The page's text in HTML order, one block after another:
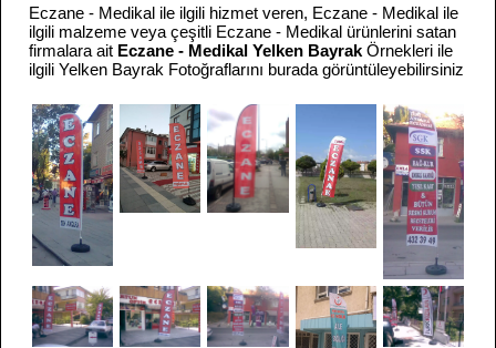
Eczane - Medikal ile ilgili hizmet veren, Eczane - Medikal ile
ilgili malzeme veya çeşitli Eczane - Medikal ürünlerini satan
firmalara ait Eczane - Medikal Yelken Bayrak Örnekleri ile
ilgili Yelken Bayrak Fotoğraflarını burada görüntüleyebilirsiniz